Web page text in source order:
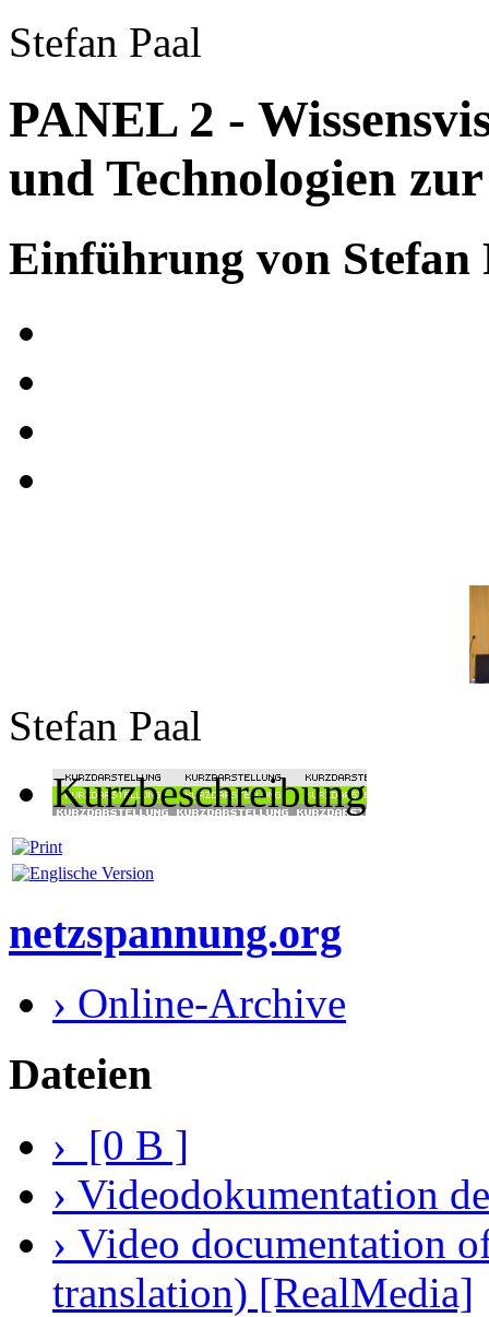
Stefan Paal
PANEL 2 -
und Technologien
Einführung von Stefan
Stefan Paal
Kurzbeschreibung
netzspannung.org
› Online-Archive
Dateien
› [0 B ]
› Videodokumentation
› Video documentation
translation) [RealMedia]